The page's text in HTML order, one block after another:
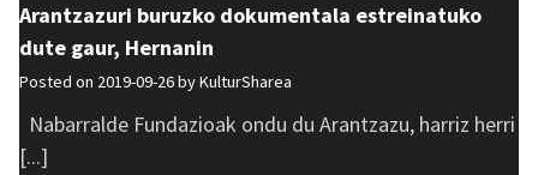
Arantzazuri buruzko dokumentala estreinatuko
dute gaur, Hernanin
Posted on 2019-09-26 byKulturSharea
Nabarralde Fundazioak ondu du Arantzazu, harriz herri
[...]